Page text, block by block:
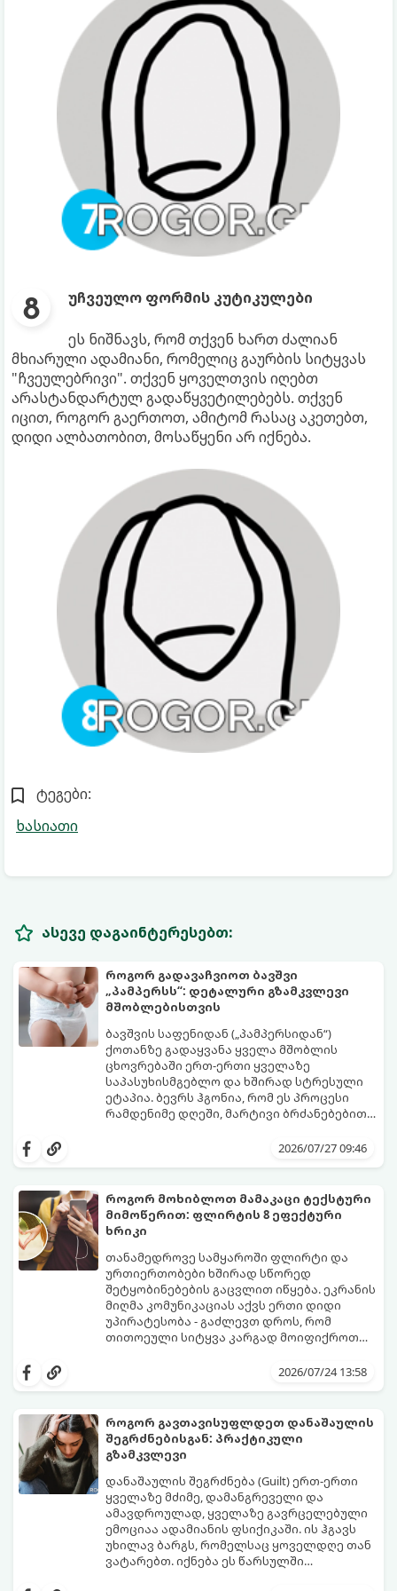
უჩვეულო ფორმის კუტიკულები
ეს ნიშნავს, რომ თქვენ ხართ ძალიან
მხიარული ადამიანი, რომელიც გაურბის სიტყვას
"ჩვეულებრივი". თქვენ ყოველთვის იღებთ
არასტანდარტულ გადაწყვეტილებებს. თქვენ
იცით, როგორ გაერთოთ, ამიტომ რასაც აკეთებთ,
დიდი ალბათობით, მოსაწყენი არ იქნება.
ტეგები:
ხასიათი
ასევე დაგაინტერესებთ:
როგორ გადავაჩვიოთ ბავშვი
„პამპერსს“: დეტალური გზამკვლევი
მშობლებისთვის
ბავშვის საფენიდან („პამპერსიდან“)
ქოთანზე გადაყვანა ყველა მშობლის
ცხოვრებაში ერთ-ერთი ყველაზე
საპასუხისმგებლო და ხშირად სტრესული
ეტაპია. ბევრს ჰგონია, რომ ეს პროცესი
რამდენიმე დღეში, მარტივი ბრძანებებით
ფიზიოლოგიური და ფსიქოლოგიური
მოთმინებას მოითხოვს.
როგორ გახადოთ ეს პროცესი2026/07/27 09:46
როგორ მოხიბლოთ მამაკაცი ტექსტური
მიმოწერით: ფლირტის 8 ეფექტური
ხრიკი
თანამედროვე სამყაროში ფლირტი და
ურთიერთობები ხშირად სწორედ
შეტყობინებების გაცვლით იწყება. ეკრანის
მიღმა კომუნიკაციას აქვს ერთი დიდი
უპირატესობა - გაძლევთ დროს, რომ
თითოეული სიტყვა კარგად მოიფიქროთ
მოაცილოს და მოუთმენლად ელოდოს
წესი:
2026/07/24 13:58
როგორ გავთავისუფლდეთ დანაშაულის
შეგრძნებისგან: პრაქტიკული
გზამკვლევი
დანაშაულის შეგრძნება (Guilt) ერთ-ერთი
ყველაზე მძიმე, დამანგრეველი და
ამავდროულად, ყველაზე გავრცელებული
ემოციაა ადამიანის ფსიქიკაში. ის ჰგავს
უხილავ ბარგს, რომელსაც ყოველდღე თან
ვატარებთ. იქნება ეს წარსულში